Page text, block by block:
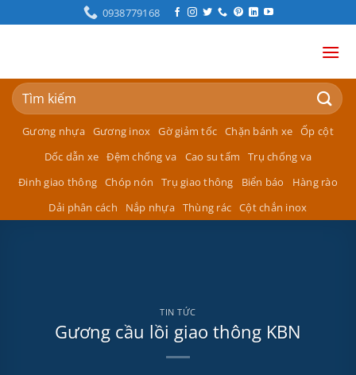
qua
0938779168
Tìm
kiếm:
Gương nhựa Gương inox Gờ giảm tốc Chặn bánh xe Ốp cột
Dốc dẫn xe Đệm chống va Cao su tấm
Trụ chống va
Đinh giao thông Chóp nón Trụ giao thông Biển báo
Hàng rào
Dải phân cách
Nắp nhựa Thùng rác Cột chắn inox
TIN TỨC
Gương cầu lồi giao thông KBN